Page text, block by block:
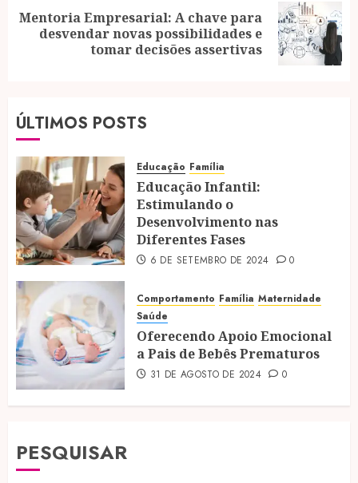
Next
Mentoria Empresarial: A chave para
desvendar novas possibilidades e
tomar decisões assertivas
ÚLTIMOS POSTS
Educação Família
Educação Infantil:
Estimulando o
Desenvolvimento nas
Diferentes Fases
6 DE SETEMBRO DE 2024 0
Comportamento Família Maternidade
Saúde
Oferecendo Apoio Emocional
a Pais de Bebês Prematuros
31 DE AGOSTO DE 2024 0
PESQUISAR